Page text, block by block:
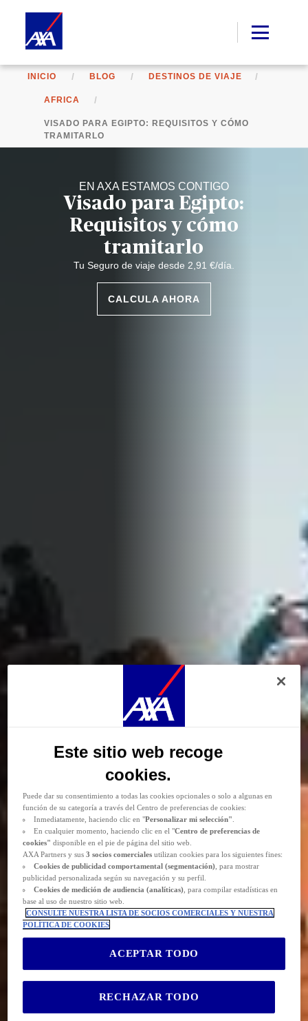
INICIO BLOG DESTINOS DE VIAJE
AFRICA
VISADO PARA EGIPTO: REQUISITOS Y CÓMO
TRAMITARLO
EN AXA ESTAMOS CONTIGO
Visado para Egipto:
Requisitos y cómo
tramitarlo
Tu Seguro de viaje desde 2,91 €/día.
CALCULA AHORA
Este sitio web recoge
cookies.
Durante la navegación por este sitio web se depositan
(estrictamente necesarias). También puede consentir el depósito de
cookies opcionales, ya sea por parte de AXA Partners o de terceros proveedores,
para los fines descritos a continuación.
la navegación por el sitio web. AXA Partners o terceros proveedores pueden
depositar cookies opcionales para los fines que se indican a continuación.
aceptarorechazarel
Puede dar su consentimiento a todas las cookies opcionales o solo a algunas en
función de su categoría a través del Centro de preferencias de cookies:
Inmediatamente, haciendo clic en "Personalizar mi selección"
En cualquier momento, haciendo clic en el "Centro de preferencias de
cookies" disponible en el pie de página del sitio web.
AXA Partners y sus3 socios comerciales utilizan cookies para los siguientes fines:
Cookies de publicidad comportamental (segmentación), para mostrar
publicidad personalizada según su navegación y su perfil.
Cookies de medición de audiencia (analíticas), para compilar estadísticas en
base al uso de nuestro sitio web.
CONSULTE NUESTRA LISTA DE SOCIOS COMERCIALES Y NUESTRA
POLÍTICA DE COOKIES
RECHAZAR TODO
ACEPTAR TODO